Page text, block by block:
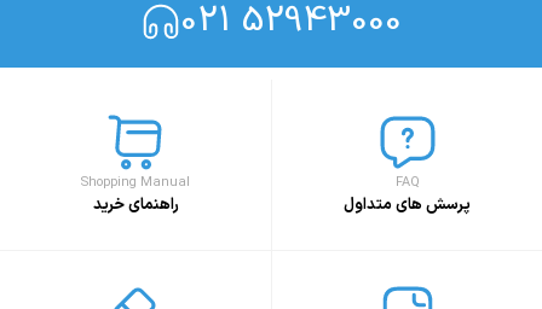
021 52943000
FAQ
پرسش های متداول
Shopping Manual
راهنمای خرید